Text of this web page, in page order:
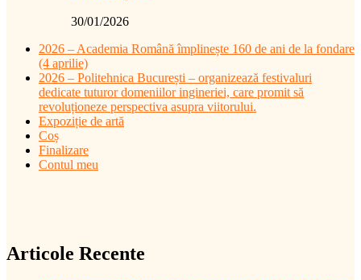
30/01/2026
2026 – Academia Română împlinește 160 de ani de la fondare
(4 aprilie)
2026 – Politehnica București – organizează festivaluri
dedicate tuturor domeniilor ingineriei, care promit să
revoluționeze perspectiva asupra viitorului.
Expoziție de artă
Coș
Finalizare
Contul meu
Articole Recente